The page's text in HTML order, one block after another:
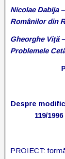
Nicolae Dabija
Românilor din
Gheorghe Viţă
Problemele
Despre
119/
PROIECT: